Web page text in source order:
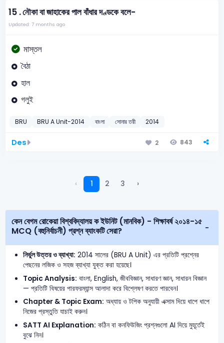
15 .নৌকা বা জাহাকের পাল বাঁধার দণ্ডকে বলে-
Updated: 7 months ago
মাস্তল
বৈঠা
হাল
গলুই
BRU BRU A Unit-2014 বাংলা সোনার তরী 2014
Des 2 843
‹ 1 2 3 ›
কেন বেগম রোকেয়া বিশ্ববিদ্যালয় ক ইউনিট (মানবিক) - শিক্ষাবর্ষ ২০১৪-১৫
MCQ (বহুনির্বাচনী) প্রশ্ন ব্যাংকটি সেরা?
নির্ভুল উত্তর ও ব্যাখ্যা: 2014 সালের (BRU A Unit) এর প্রতিটি প্রশ্নের
পেছনের লজিক ও সহজ ব্যাখ্যা যুক্ত করা হয়েছে।
Topic Analysis: বাংলা, English, জীববিজ্ঞান, সাধারণ জ্ঞান, সাধারন বিজ্ঞান
— প্রতিটি বিষয়ের পারফরম্যান্স আলাদা করে বিশ্লেষণ করতে পারবেন।
Chapter & Topic Exam: অধ্যায় ও টপিক অনুযায়ী এক্সাম দিয়ে ধাপে ধাপে
নিজের প্রস্তুতি যাচাই করুন।
SATT AI Explanation: কঠিন বা কনফিউজিং প্রশ্নগুলো AI দিয়ে মুহূর্তেই
বুঝে নিন।